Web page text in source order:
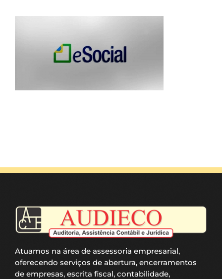
Atuamos na área de assessoria empresarial,
oferecendo serviços de abertura, encerramentos
de empresas, escrita fiscal, contabilidade,